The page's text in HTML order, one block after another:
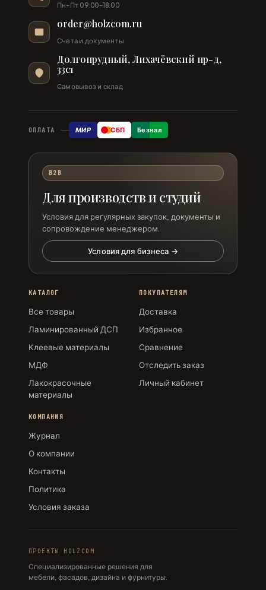
Пн–Пт 09:00–18:00
order@holzcom.ru
Счета и документы
Долгопрудный, Лихачёвский пр-д,
33с1
Самовывоз и склад
ОПЛАТА МИР СБП Безнал
B2B
Для производств и студий
Условия для регулярных закупок, документы и
сопровождение менеджером.
Условия для бизнеса →
КАТАЛОГ
Все товары
Ламинированный ДСП
Клеевые материалы
МДФ
Лакокрасочные
материалы
ПОКУПАТЕЛЯМ
Доставка
Избранное
Сравнение
Отследить заказ
Личный кабинет
КОМПАНИЯ
Журнал
О компании
Контакты
Политика
Условия заказа
ПРОЕКТЫ HOLZCOM
Специализированные решения для
мебели, фасадов, дизайна и фурнитуры.